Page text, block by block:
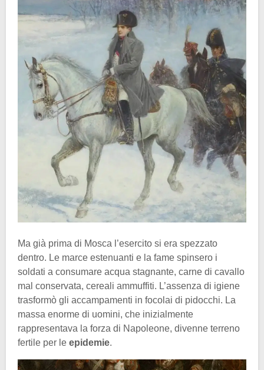
Ma già prima di Mosca l’esercito si era spezzato
dentro. Le marce estenuanti e la fame spinsero i
soldati a consumare acqua stagnante, carne di cavallo
mal conservata, cereali ammuffiti. L’assenza di igiene
trasformò gli accampamenti in focolai di pidocchi. La
massa enorme di uomini, che inizialmente
rappresentava la forza di Napoleone, divenne terreno
fertile per le epidemie.